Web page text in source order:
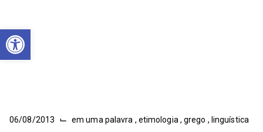
Abrir a barra de ferramentas
06/08/2013 ⌙ em uma palavra , etimologia ,grego , linguística